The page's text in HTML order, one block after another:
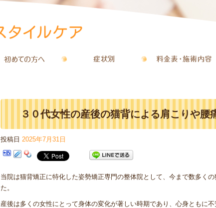
３０代女性の産後の猫背による肩こりや腰
タイルケア
投稿日 2025年7月31日
当院は猫背矯正に特化した姿勢矯正専門の整体院として、今まで数多く
た。
産後は多くの女性にとって身体の変化が著しい時期であり、心身ともに